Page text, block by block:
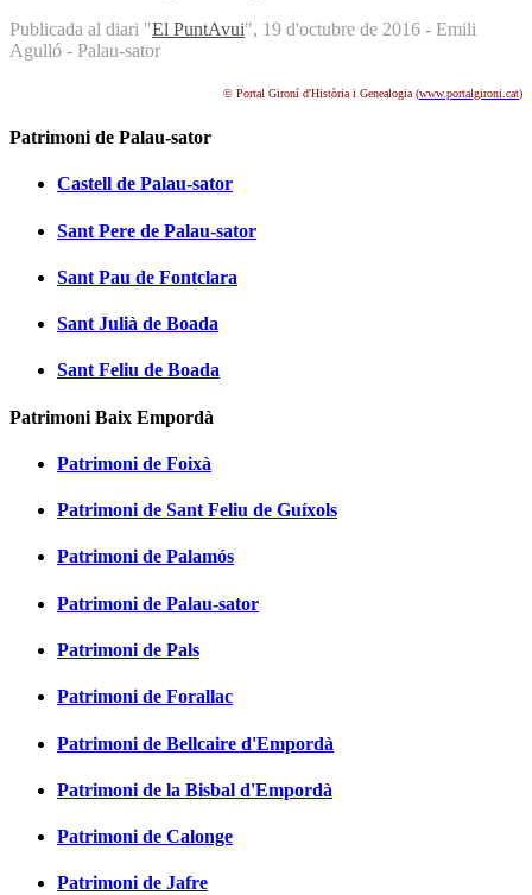
Publicada al diari "El PuntAvui", 19 d'octubre de 2016 - Emili
Agulló - Palau-sator
© Portal Gironí d'Història i Genealogia (www.portalgironi.cat)
Patrimoni de Palau-sator
Castell de Palau-sator
Sant Pere de Palau-sator
Sant Pau de Fontclara
Sant Julià de Boada
Sant Feliu de Boada
Patrimoni Baix Empordà
Patrimoni de Foixà
Patrimoni de Sant Feliu de Guíxols
Patrimoni de Palamós
Patrimoni de Palau-sator
Patrimoni de Pals
Patrimoni de Forallac
Patrimoni de Bellcaire d'Empordà
Patrimoni de la Bisbal d'Empordà
Patrimoni de Calonge
Patrimoni de Jafre